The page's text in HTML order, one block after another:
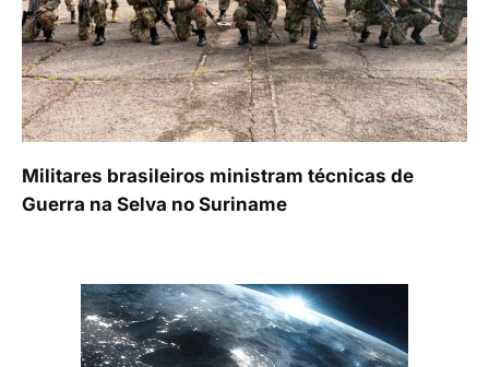
Militares brasileiros ministram técnicas de
Guerra na Selva no Suriname